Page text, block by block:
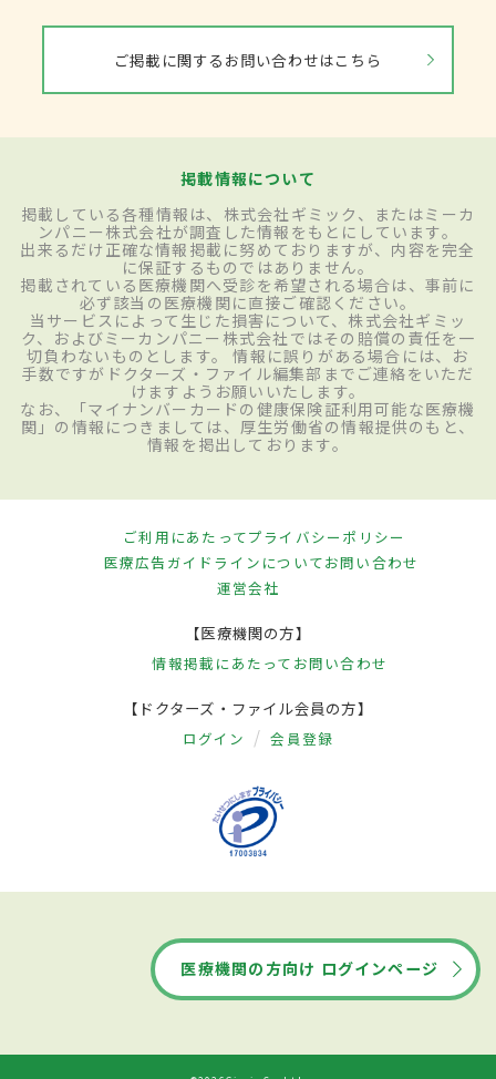
ご掲載に関するお問い合わせはこちら
掲載情報について
掲載している各種情報は、株式会社ギミック、またはミーカ
ンパニー株式会社が調査した情報をもとにしています。
出来るだけ正確な情報掲載に努めておりますが、内容を完全
に保証するものではありません。
掲載されている医療機関へ受診を希望される場合は、事前に
必ず該当の医療機関に直接ご確認ください。
当サービスによって生じた損害について、株式会社ギミッ
ク、およびミーカンパニー株式会社ではその賠償の責任を一
切負わないものとします。 情報に誤りがある場合には、お
手数ですがドクターズ・ファイル編集部までご連絡をいただ
けますようお願いいたします。
なお、「マイナンバーカードの健康保険証利用可能な医療機
関」の情報につきましては、厚生労働省の情報提供のもと、
情報を掲出しております。
ご利用にあたってプライバシーポリシー
医療広告ガイドラインについてお問い合わせ
運営会社
【医療機関の方】
情報掲載にあたって お問い合わせ
【ドクターズ・ファイル会員の方】
ログイン 会員登録
医療機関の方向け ログインページ